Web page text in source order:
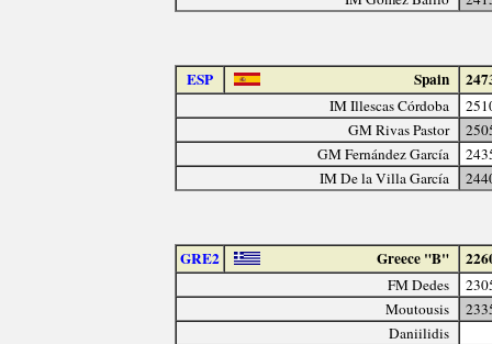
ESP Spain
IM Illescas Córdoba
GM Rivas Pastor
GM Fernández García
IM De la Villa García
GRE2 Greece "B"
FM Dedes
Moutousis
Daniilidis